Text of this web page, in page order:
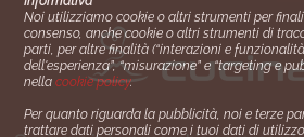
Noi utilizziamo cookie o altri strumenti per
consenso, anche cookie o altri strumenti di
parti, per altre finalità (“interazioni e
dell'esperienza”, “misurazione” e “targeting e
nellacookie policy.
Per quanto riguarda la pubblicità, noi e terze
trattare dati personali come i tuoi dati di